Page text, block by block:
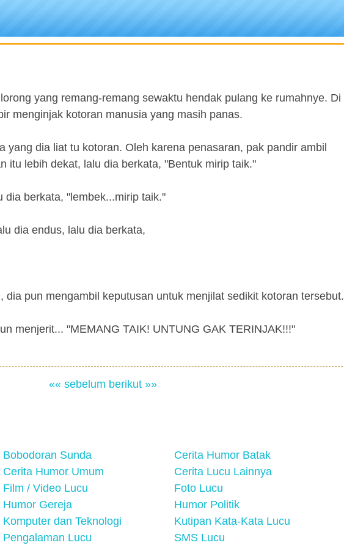
yang remang-remang sewaktu hendak pulang ke rumahnye. Di
menginjak kotoran manusia yang masih panas.
yang dia liat tu kotoran. Oleh karena penasaran, pak pandir ambil
itu lebih dekat, lalu dia berkata, "Bentuk mirip taik."
dia berkata, "lembek...mirip taik."
dia endus, lalu dia berkata,
dia pun mengambil keputusan untuk menjilat sedikit kotoran tersebut.
menjerit... "MEMANG TAIK! UNTUNG GAK TERINJAK!!!"
«« sebelum berikut »»
Bobodoran Sunda Cerita Humor Batak
Cerita Humor Umum Cerita Lucu Lainnya
Film / Video Lucu Foto Lucu
Humor Gereja Humor Politik
Komputer dan Teknologi Kutipan Kata-Kata Lucu
Pengalaman Lucu SMS Lucu